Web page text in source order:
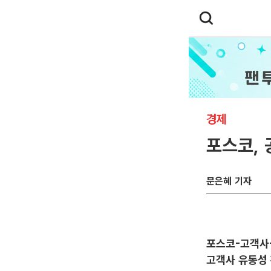
경제
포스코,
문은혜 기자
포스코-고객
고객사 유동